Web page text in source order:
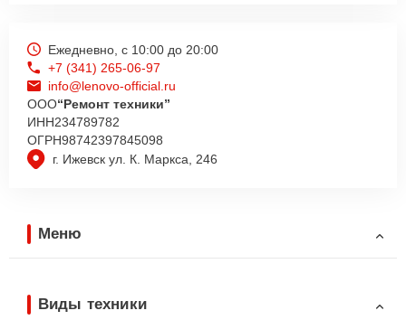
г. Ижевск ул. К. Маркса, 246
Ежедневно, с 10:00 до 20:00
+7 (341) 265-06-97
info@lenovo-official.ru
ООО“Ремонт техники”
ИНН234789782
ОГРН98742397845098
Меню
Виды техники